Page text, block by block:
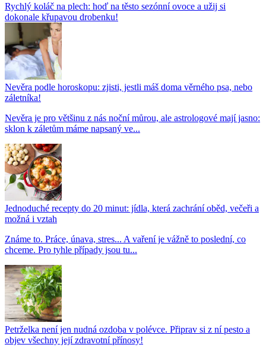
Rychlý koláč na plech: hoď na těsto sezónní ovoce a užij si
dokonale křupavou drobenku!
Nevěra podle horoskopu: zjisti, jestli máš doma věrného psa, nebo
záletníka!
Nevěra je pro většinu z nás noční můrou, ale astrologové mají jasno:
sklon k záletům máme napsaný ve...
Jednoduché recepty do 20 minut: jídla, která zachrání oběd, večeři a
možná i vztah
Známe to. Práce, únava, stres... A vaření je vážně to poslední, co
chceme. Pro tyhle případy jsou tu...
Petrželka není jen nudná ozdoba v polévce. Připrav si z ní pesto a
objev všechny její zdravotní přínosy!